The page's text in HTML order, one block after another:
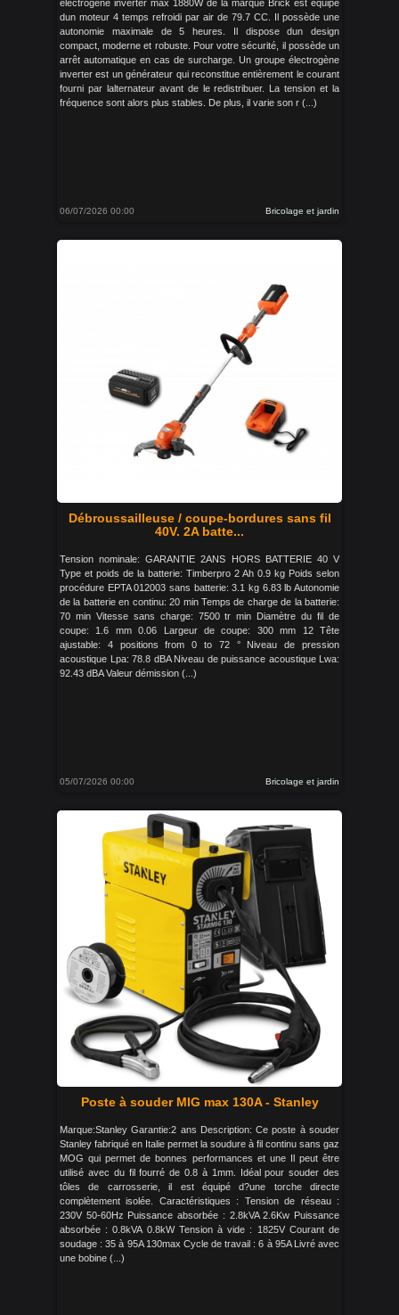
électrogène inverter max 1880W de la marque Brick est équipé
dun moteur 4 temps refroidi par air de 79.7 CC. Il possède une
autonomie maximale de 5 heures. Il dispose dun design
compact, moderne et robuste. Pour votre sécurité, il possède un
arrêt automatique en cas de surcharge. Un groupe électrogène
inverter est un générateur qui reconstitue entièrement le courant
fourni par lalternateur avant de le redistribuer. La tension et la
fréquence sont alors plus stables. De plus, il varie son r (...)
06/07/2026 00:00 Bricolage et jardin
Débroussailleuse / coupe-bordures sans fil
40V. 2A batte...
Tension nominale: GARANTIE 2ANS HORS BATTERIE 40 V
Type et poids de la batterie: Timberpro 2 Ah 0.9 kg Poids selon
procédure EPTA 012003 sans batterie: 3.1 kg 6.83 lb Autonomie
de la batterie en continu: 20 min Temps de charge de la batterie:
70 min Vitesse sans charge: 7500 tr min Diamètre du fil de
coupe: 1.6 mm 0.06 Largeur de coupe: 300 mm 12 Tête
ajustable: 4 positions from 0 to 72 ° Niveau de pression
acoustique Lpa: 78.8 dBA Niveau de puissance acoustique Lwa:
92.43 dBA Valeur démission (...)
05/07/2026 00:00 Bricolage et jardin
Poste à souder MIG max 130A - Stanley
Marque:Stanley Garantie:2 ans Description: Ce poste à souder
Stanley fabriqué en Italie permet la soudure à fil continu sans gaz
MOG qui permet de bonnes performances et une Il peut être
utilisé avec du fil fourré de 0.8 à 1mm. Idéal pour souder des
tôles de carrosserie, il est équipé d?une torche directe
complètement isolée. Caractéristiques : Tension de réseau :
230V 50-60Hz Puissance absorbée : 2.8kVA 2.6Kw Puissance
absorbée : 0.8kVA 0.8kW Tension à vide : 1825V Courant de
soudage : 35 à 95A 130max Cycle de travail : 6 à 95A Livré avec
une bobine (...)